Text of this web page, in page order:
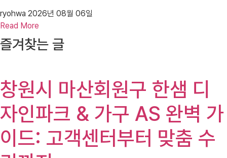
ryohwa 2026년 08월 06일
Read More
즐겨찾는 글
창원시 마산회원구 한샘 디
자인파크 & 가구 AS 완벽 가
이드: 고객센터부터 맞춤 수